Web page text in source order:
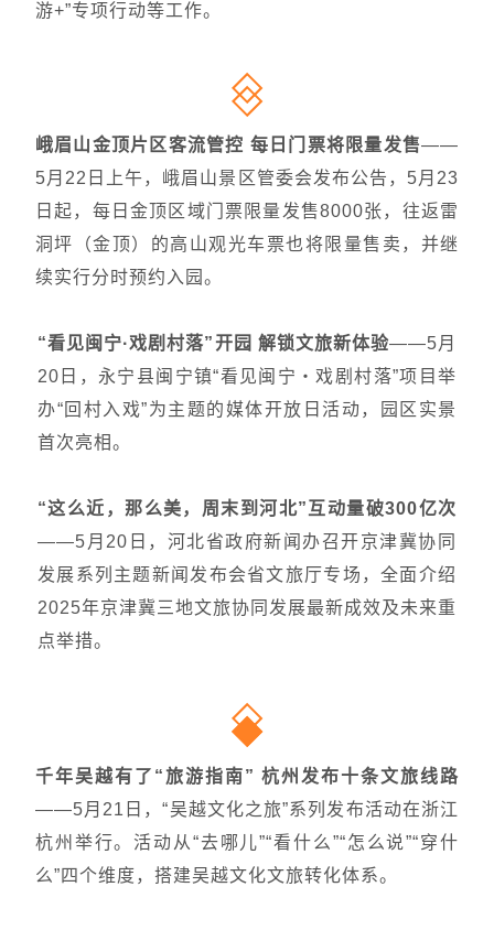
游+”专项行动等工作。
峨眉山金顶片区客流管控 每日门票将限量发售——
5月22日上午， 峨眉山景区管委会发布公告，5月23
日起，每日金顶区域门票限量发售8000张，往返雷
洞坪（金顶）的高山观光车票也将限量售卖，并继
续实行分时预约入园。
“看见闽宁·戏剧村落”开园 解锁文旅新体验——5月
20日，永宁县闽宁镇“看见闽宁・戏剧村落”项目举
办“回村入戏”为主题的媒体开放日活动，园区实景
首次亮相。
“这么近，那么美，周末到河北”互动量破300亿次
——5月20日，河北省政府新闻办召开京津冀协同
发展系列主题新闻发布会省文旅厅专场，全面介绍
2025年京津冀三地文旅协同发展最新成效及未来重
点举措。
千年吴越有了“旅游指南” 杭州发布十条文旅线路
——5月21日，“吴越文化之旅”系列发布活动在浙江
杭州举行。活动从“去哪儿”“看什么”“怎么说”“穿什
么”四个维度，搭建吴越文化文旅转化体系。